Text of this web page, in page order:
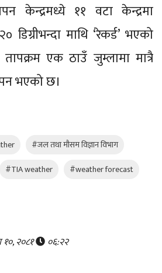
केन्द्रमध्ये ११ वटा केन्द्रमा
माथि ‘रेकर्ड’ भएको
एक ठाउँ जुम्लामा मात्रै
भएको छ।
#जल तथा मौसम विज्ञान विभाग
#TIA weather
#weather forecast
१०, २०८१ ०६:२२